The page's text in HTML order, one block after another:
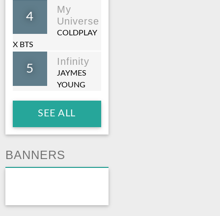
4
My
Universe
COLDPLAY
X BTS
5
Infinity
JAYMES
YOUNG
SEE ALL
BANNERS